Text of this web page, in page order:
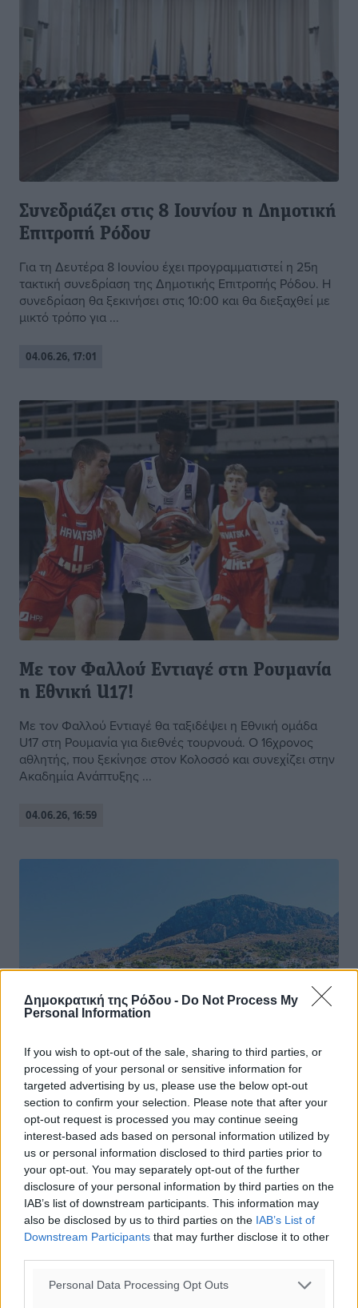
Δημοκρατική της Ρόδου - Do Not Process My
Personal Information
If you wish to opt-out of the sale, sharing to third parties, or
processing of your personal or sensitive information for
targeted advertising by us, please use the below opt-out
section to confirm your selection. Please note that after your
opt-out request is processed you may continue seeing
interest-based ads based on personal information utilized by
us or personal information disclosed to third parties prior to
your opt-out. You may separately opt-out of the further
disclosure of your personal information by third parties on the
IAB’s list of downstream participants. This information may
also be disclosed by us to third parties on the IAB’s List of
Downstream Participants that may further disclose it to other
Personal Data Processing Opt Outs
Συνεδριάζει στις 8 Ιουνίου η Δημοτική
Επιτροπή Ρόδου
Για τη Δευτέρα 8 Ιουνίου έχει προγραμματιστεί η 25η
τακτική συνεδρίαση της Δημοτικής Επιτροπής Ρόδου. Η
συνεδρίαση θα ξεκινήσει στις 10:00 και θα διεξαχθεί με
μικτό τρόπο για ...
04.06.26, 17:01
Με τον Φαλλού Εντιαγέ στη Ρουμανία
η Εθνική U17!
Με τον Φαλλού Εντιαγέ θα ταξιδέψει η Εθνική ομάδα
U17 στη Ρουμανία για διεθνές τουρνουά. Ο 16χρονος
αθλητής, που ξεκίνησε στον Κολοσσό και συνεχίζει στην
Ακαδημία Ανάπτυξης ...
04.06.26, 16:59
Κάλυμνος: Έργο 1 εκατ. ευρώ για
δημιουργία αγροτικού δρόμου στα
Στημένια
Μια ιδιαίτερα σημαντική εξέλιξη για την ενίσχυση των
αγροτικών υποδομών της Καλύμνου αποτελεί η
ολοκλήρωση της αξιολόγησης της πρότασης του Δήμου
Καλυμνίων για το έργο ...